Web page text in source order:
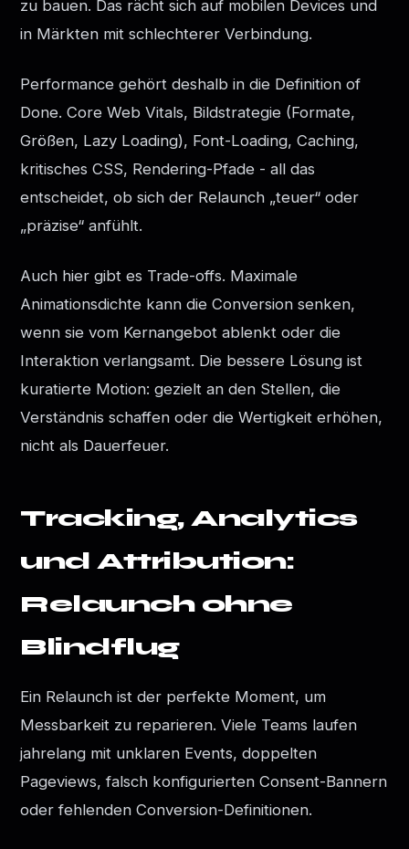
zu bauen. Das rächt sich auf mobilen Devices und
in Märkten mit schlechterer Verbindung.
Performance gehört deshalb in die Definition of
Done. Core Web Vitals, Bildstrategie (Formate,
Größen, Lazy Loading), Font-Loading, Caching,
kritisches CSS, Rendering-Pfade - all das
entscheidet, ob sich der Relaunch „teuer“ oder
„präzise“ anfühlt.
Auch hier gibt es Trade-offs. Maximale
Animationsdichte kann die Conversion senken,
wenn sie vom Kernangebot ablenkt oder die
Interaktion verlangsamt. Die bessere Lösung ist
kuratierte Motion: gezielt an den Stellen, die
Verständnis schaffen oder die Wertigkeit erhöhen,
nicht als Dauerfeuer.
Tracking, Analytics
und Attribution:
Relaunch ohne
Blindflug
Ein Relaunch ist der perfekte Moment, um
Messbarkeit zu reparieren. Viele Teams laufen
jahrelang mit unklaren Events, doppelten
Pageviews, falsch konfigurierten Consent-Bannern
oder fehlenden Conversion-Definitionen.